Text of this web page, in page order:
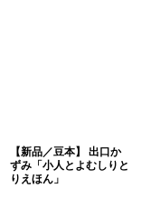
【新品／豆本】 出口か
ずみ「小人とよむしりと
りえほん」